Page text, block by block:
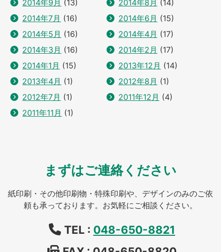
2014年9月 (13) 2014年8月 (14)
2014年7月 (16) 2014年6月 (15)
2014年5月 (16) 2014年4月 (17)
2014年3月 (16) 2014年2月 (17)
2014年1月 (15) 2013年12月 (14)
2013年4月 (1) 2012年8月 (1)
2012年7月 (1) 2011年12月 (4)
2011年11月 (1)
まずはご連絡ください
紙印刷・その他印刷物・特殊印刷や、デザインのみのご依
頼も承っております。お気軽にご相談ください。
TEL : 048-650-8821